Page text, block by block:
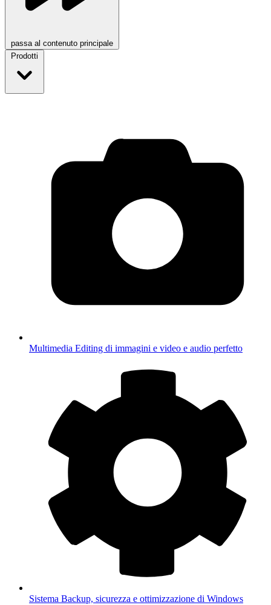
passa al contenuto principale
Prodotti
Multimedia Editing di immagini e video e audio perfetto
Sistema Backup, sicurezza e ottimizzazione di Windows